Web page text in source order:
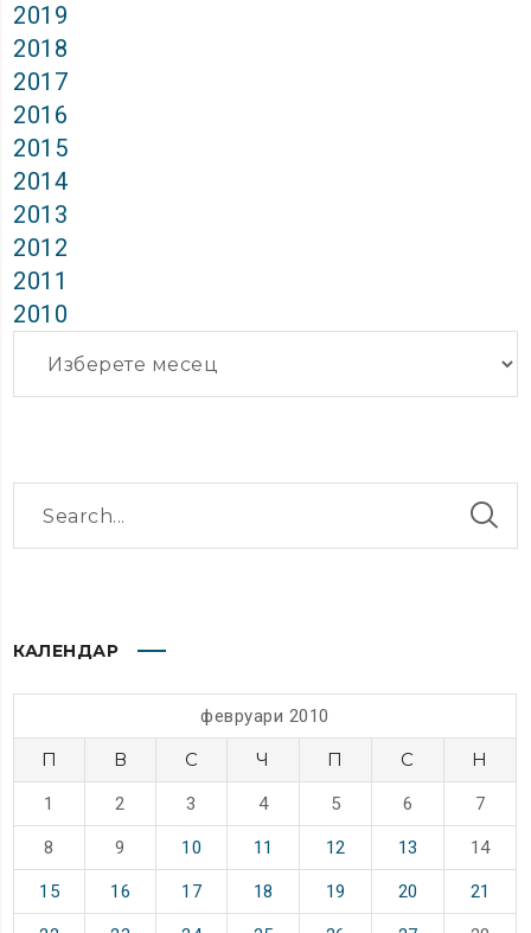
2019
2018
2017
2016
2015
2014
2013
2012
2011
2010
КАЛЕНДАР
февруари 2010
П В С Ч П С Н
1 2 3 4 5 6 7
8 9 10 11 12 13 14
15 16 17 18 19 20 21